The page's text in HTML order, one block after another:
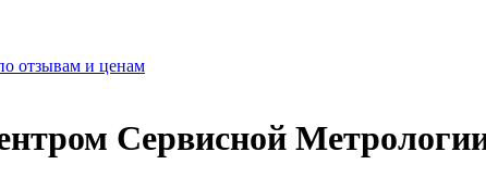
отзывам и ценам
Сервисной